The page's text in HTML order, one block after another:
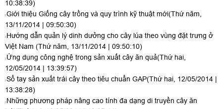
10:38:39)
Giới thiệu Giống cây trồng và quy trình kỹ thuật mới(Thứ năm,
13/11/2014 | 09:50:30)
Hướng dẫn quản lý dinh dưởng cho cây lúa theo vùng đặt trưng ở
Việt Nam (Thứ năm, 13/11/2014 | 09:50:10)
Ứng dụng công nghệ trong sản xuất cây ăn quả(Thứ hai,
12/05/2014 | 13:39:57)
Sổ tay sản xuất trái cây theo tiêu chuẩn GAP(Thứ hai, 12/05/2014 |
13:38:28)
Những phương pháp nâng cao tính đa dạng di truyền cây ăn